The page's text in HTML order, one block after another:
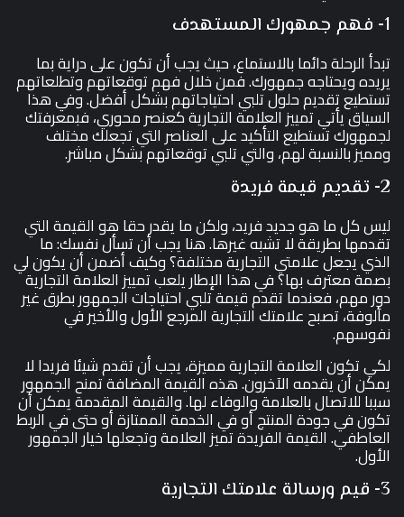
1- فهم جمهورك المستهدف
تبدأ الرحلة دائما بالاستماع، حيث يجب أن تكون على دراية بما
يريده ويحتاجه جمهورك. فمن خلال فهم توقعاتهم وتطلعاتهم
تستطيع تقديم حلول تلبي احتياجاتهم بشكل أفضل. وفي هذا
السياق يأتي تمييز العلامة التجارية كعنصر محوري، فبمعرفتك
لجمهورك تستطيع التأكيد على العناصر التي تجعلك مختلف
ومميز بالنسبة لهم، والتي تلبي توقعاتهم بشكل مباشر.
2- تقديم قيمة فريدة
ليس كل ما هو جديد فريد، ولكن ما يقدر حقا هو القيمة التي
تقدمها بطريقة لا تشبه غيرها. هنا يجب أن تسأل نفسك: ما
الذي يجعل علامتي التجارية مختلفة؟ وكيف أضمن أن يكون لي
بصمة معترف بها؟ في هذا الإطار يلعب تمييز العلامة التجارية
دور مهم، فعندما تقدم قيمة تلبي احتياجات الجمهور بطرق غير
مألوفة، تصبح علامتك التجارية المرجع الأول والأخير في
نفوسهم.
لكي تكون العلامة التجارية مميزة، يجب أن تقدم شيئا فريدا لا
يمكن أن يقدمه الآخرون. هذه القيمة المضافة تمنح الجمهور
سببا للاتصال بالعلامة والوفاء لها. والقيمة المقدمة يمكن أن
تكون في جودة المنتج أو في الخدمة الممتازة أو حتى في الربط
العاطفي. القيمة الفريدة تميز العلامة وتجعلها خيار الجمهور
الأول.
3- قيم ورسالة علامتك التجارية